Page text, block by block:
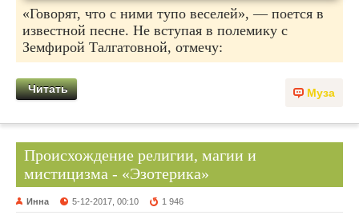
«Говорят, что с ними тупо веселей», — поется в
известной песне. Не вступая в полемику с
Земфирой Талгатовной, отмечу:
Муза
Читать
Происхождение религии, магии и
мистицизма - «Эзотерика»
Инна 5-12-2017, 00:10 1 946